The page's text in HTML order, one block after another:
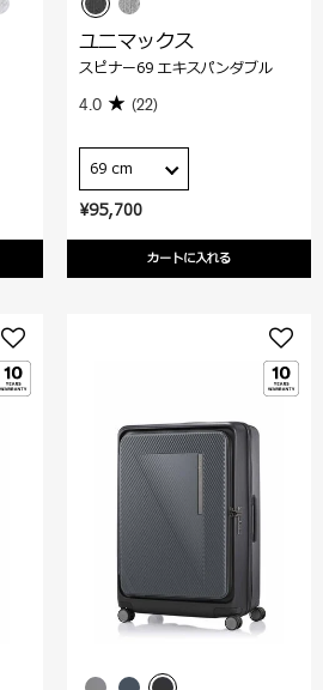
¥95,700
カートに入れる
ユニマックス
スピナー69 エキスパンダブル
4.0 (22)
69 cm